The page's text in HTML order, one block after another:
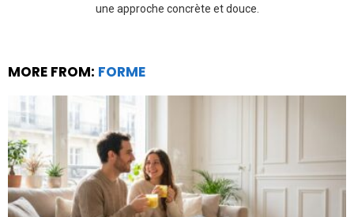
une approche concrète et douce.
MORE FROM: FORME